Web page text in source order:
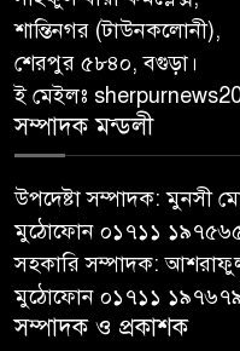
শান্তিনগর (টাউনকলোনী),
শেরপুর ৫৮৪০, বগুড়া।
ই মেইলঃ
সম্পাদক মন্ডলী
উপদেষ্টা সম্পাদক: মুনসী
মুঠোফোন ০১৭১১
সহকারি সম্পাদক:
মুঠোফোন ০১৭১১
সম্পাদক ও প্রকাশক